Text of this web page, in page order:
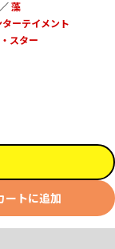
／ 藻
ーテイメント
スター
ートに追加